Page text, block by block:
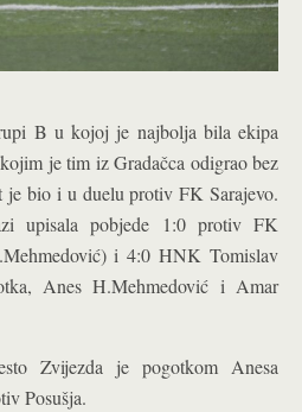
B u kojoj je najbolja bila ekipa
je tim iz Gradačca odigrao bez
je bio i u duelu protiv FK Sarajevo.
upisala pobjede 1:0 protiv FK
i 4:0 HNK Tomislav
Anes H.Mehmedović i Amar
Zvijezda je pogotkom Anesa
Posušja.